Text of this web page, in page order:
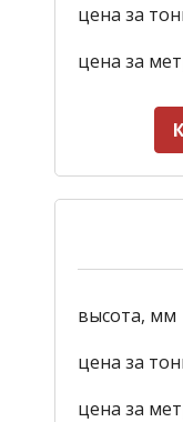
цена за
цена за
высота, мм
цена за
цена за